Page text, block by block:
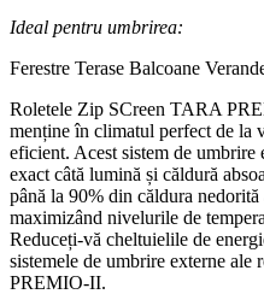
Ideal pentru umbrirea:
Ferestre Terase Balcoane
Roletele Zip SCreen TARA
menține în climatul perfect de la
eficient. Acest sistem de umbrire
exact câtă lumină și căldură
până la 90% din căldura
maximizând nivelurile de
Reduceți-vă cheltuielile de
sistemele de umbrire externe
PREMIO-II.